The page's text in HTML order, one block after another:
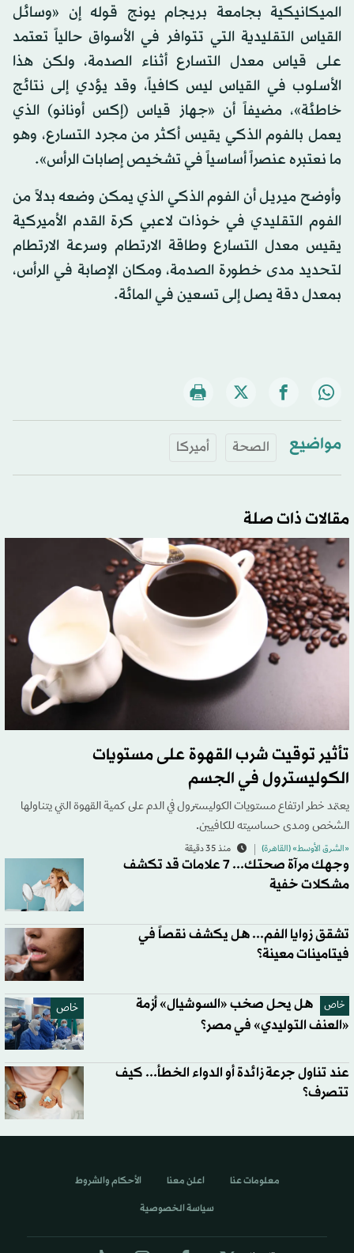
الميكانيكية بجامعة بريجام يونج قوله إن «وسائل
القياس التقليدية التي تتوافر في الأسواق حالياً تعتمد
على قياس معدل التسارع أثناء الصدمة، ولكن هذا
الأسلوب في القياس ليس كافياً، وقد يؤدي إلى نتائج
خاطئة»، مضيفاً أن «جهاز قياس (إكس أونانو) الذي
يعمل بالفوم الذكي يقيس أكثر من مجرد التسارع، وهو
ما نعتبره عنصراً أساسياً في تشخيص إصابات الرأس».
وأوضح ميريل أن الفوم الذكي الذي يمكن وضعه بدلاً من
الفوم التقليدي في خوذات لاعبي كرة القدم الأميركية
يقيس معدل التسارع وطاقة الارتطام وسرعة الارتطام
لتحديد مدى خطورة الصدمة، ومكان الإصابة في الرأس،
بمعدل دقة يصل إلى تسعين في المائة.
مواضيع الصحة أميركا
مقالات ذات صلة
تأثير توقيت شرب القهوة على مستويات
الكوليسترول في الجسم
يعتمد خطر ارتفاع مستويات الكوليسترول في الدم على كمية القهوة التي يتناولها
الشخص ومدى حساسيته للكافيين.
«الشرق الأوسط» (القاهرة) منذ 35 دقيقة
وجهك مرآة صحتك... 7 علامات قد تكشف
مشكلات خفية
تشقق زوايا الفم... هل يكشف نقصاً في
فيتامينات معينة؟
خاص خاص
هل يحل صخب «السوشيال» أزمة
«العنف التوليدي» في مصر؟
عند تناول جرعة زائدة أو الدواء الخطأ... كيف
تتصرف؟
معلومات عنا اعلن معنا الأحكام والشروط
سياسة الخصوصية